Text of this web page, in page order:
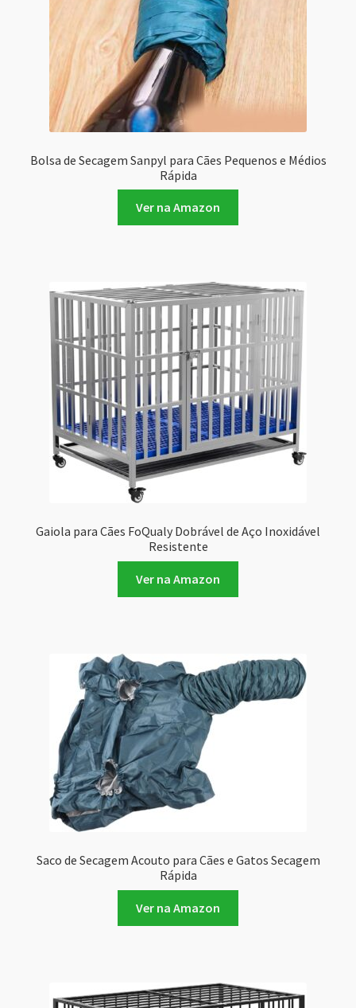
Bolsa de Secagem Sanpyl para Cães Pequenos e Médios
Rápida
Ver na Amazon
Gaiola para Cães FoQualy Dobrável de Aço Inoxidável
Resistente
Ver na Amazon
Saco de Secagem Acouto para Cães e Gatos Secagem
Rápida
Ver na Amazon